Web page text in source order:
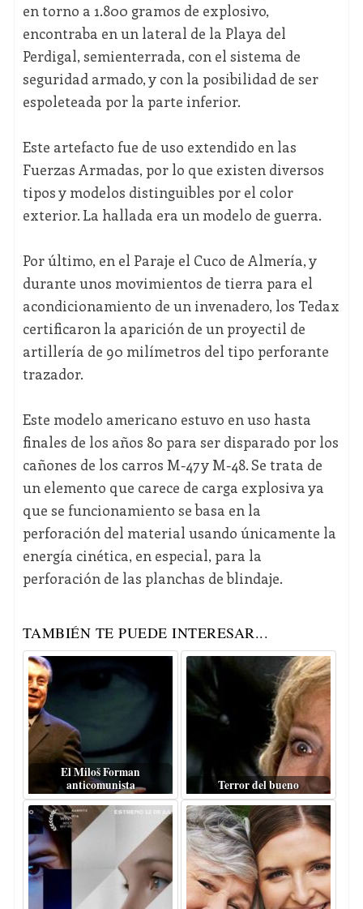
en torno a 1.800 gramos de explosivo,
encontraba en un lateral de la Playa del
Perdigal, semienterrada, con el sistema de
seguridad armado, y con la posibilidad de ser
espoleteada por la parte inferior.
Este artefacto fue de uso extendido en las
Fuerzas Armadas, por lo que existen diversos
tipos y modelos distinguibles por el color
exterior. La hallada era un modelo de guerra.
Por último, en el Paraje el Cuco de Almería, y
durante unos movimientos de tierra para el
acondicionamiento de un invenadero, los Tedax
certificaron la aparición de un proyectil de
artillería de 90 milímetros del tipo perforante
trazador.
Este modelo americano estuvo en uso hasta
finales de los años 80 para ser disparado por los
cañones de los carros M-47 y M-48. Se trata de
un elemento que carece de carga explosiva ya
que se funcionamiento se basa en la
perforación del material usando únicamente la
energía cinética, en especial, para la
perforación de las planchas de blindaje.
TAMBIÉN TE PUEDE INTERESAR...
El Miloš Forman
anticomunista
Terror del bueno